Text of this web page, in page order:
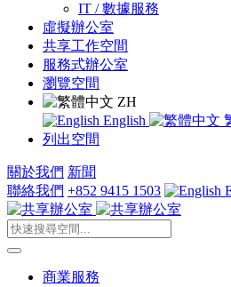
IT / 數據服務
虛擬辦公室
共享工作空間
服務式辦公室
瀏覽空間
ZH
English
列出空間
關於我們 新聞
聯絡我們 +852 9415 1503
商業服務